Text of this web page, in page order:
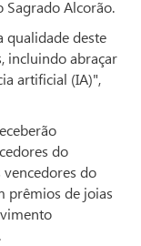
Alcorão.
qualidade deste
incluindo abraçar
artificial (IA)",
do
do
prêmios de joias